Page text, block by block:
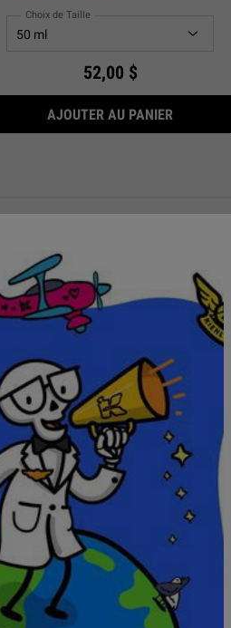
DES YEUX À L’AVOCAT
Choix de Taille
52,00 $
AJOUTER AU PANIER
ULTRA FACIAL